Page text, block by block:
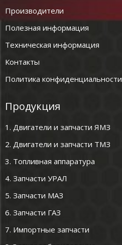
Производители
Полезная информация
Техническая информация
Контакты
Политика конфиденциальности
Продукция
1. Двигатели и запчасти ЯМЗ
2. Двигатели и запчасти ТМЗ
3. Топливная аппаратура
4. Запчасти УРАЛ
5. Запчасти МАЗ
6. Запчасти ГАЗ
7. Импортные запчасти